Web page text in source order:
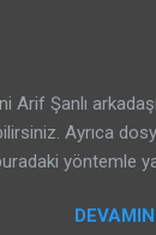
devre çizimleri -
indirebilirsiniz.
Arif Şanlı
Ayrıca
yöntemle